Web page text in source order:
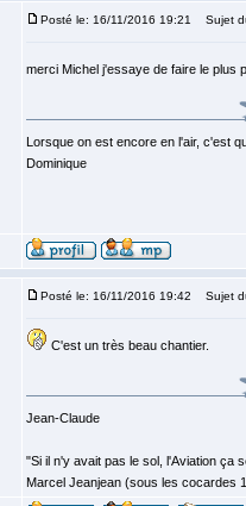
Posté le: 16/11/2016 19:21 Sujet
merci Michel j'essaye de faire le plus
Lorsque on est encore en l'air, c'est
Dominique
Posté le: 16/11/2016 19:42 Sujet
C'est un très beau chantier.
Jean-Claude
"Si il n'y avait pas le sol, l'Aviation ça
Marcel Jeanjean (sous les cocardes